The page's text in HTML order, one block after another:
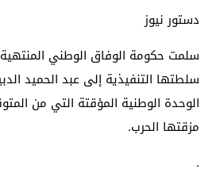
دستور نيوز
سلمت حكومة الوفاق الوطني المنتهية
سلطتها التنفيذية إلى عبد الحميد
الوحدة الوطنية المؤقتة التي من
مزقتها الحرب.
.